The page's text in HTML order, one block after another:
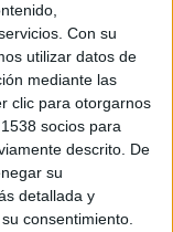
Con su
utilizar datos de
mediante las
clic para otorgarnos
socios para
descrito. De
su
detallada y
consentimiento.
mañana
futuro lleno de
fascinante. La